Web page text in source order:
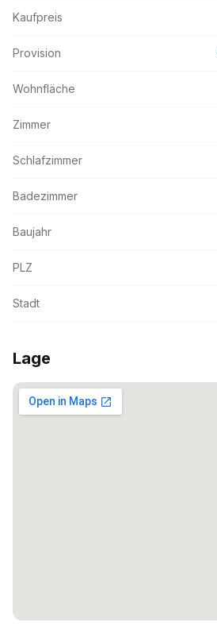
Kaufpreis
Provision
Wohnfläche
Zimmer
Schlafzimmer
Badezimmer
Baujahr
PLZ
Stadt
Lage